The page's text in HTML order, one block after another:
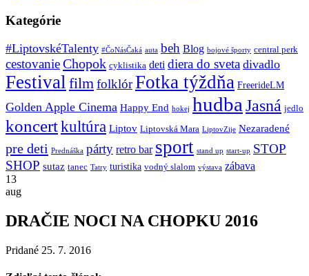
Kategórie
#LiptovskéTalenty #ČoNásČaká auta beh Blog bojové športy central perk
cestovanieChopok cyklistika deti diera do sveta divadlo
Festival filmfolklórFotka týždňa FreerideLM
Golden Apple Cinema Happy End hokej hudba Jasná jedlo
koncertkultúra Liptov Liptovská Mara LiptovZije Nezaradené
pre deti Prednáška párty retro bar sport stand up start-up STOP
SHOP sutaz tanec Tatry turistika vodný slalom výstava zábava
13
aug
DRAČIE NOCI NA CHOPKU 2016
Pridané 25. 7. 2016